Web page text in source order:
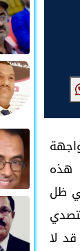
هذه
ظل
لا